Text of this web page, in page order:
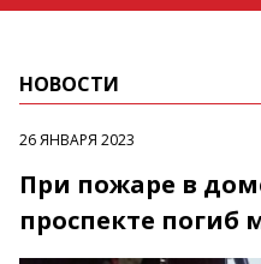
НОВОСТИ
26 ЯНВАРЯ 2023
При пожаре в
проспекте погиб